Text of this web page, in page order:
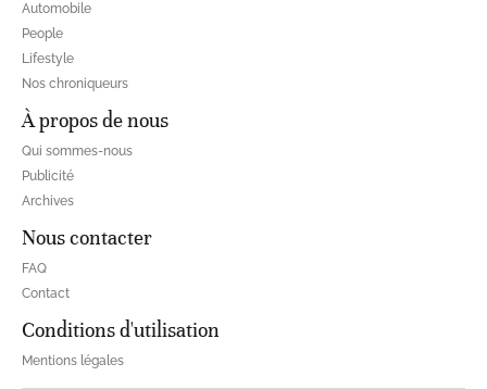
Automobile
People
Lifestyle
Nos chroniqueurs
À propos de nous
Qui sommes-nous
Publicité
Archives
Nous contacter
FAQ
Contact
Conditions d'utilisation
Mentions légales